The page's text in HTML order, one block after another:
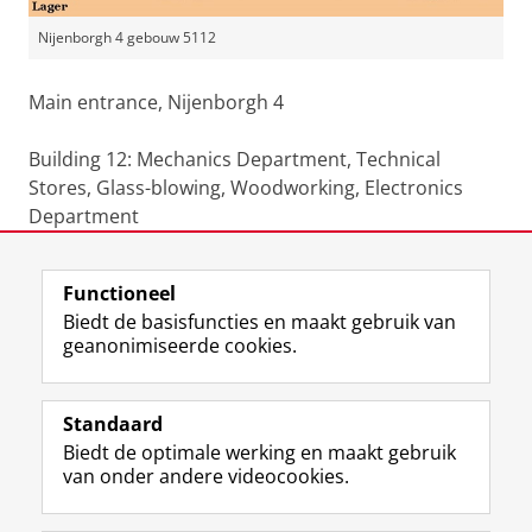
Nijenborgh 4 gebouw 5112
Main entrance, Nijenborgh 4
Building 12: Mechanics Department, Technical
Stores, Glass-blowing, Woodworking, Electronics
Department
Laatst gewijzigd: 19 maart 2026 12:50
Volg de RUG
F
a
e
b
L
i
k
e
R
S
-
f
I
n
t
Y
o
T
Studiekiezers
Functioneel
Biedt de basisfuncties en maakt gebruik van
geanonimiseerde cookies.
Standaard
Biedt de optimale werking en maakt gebruik
van onder andere videocookies.